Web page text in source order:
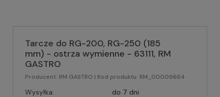
Tarcze do RG-200, RG-250 (185
mm) - ostrza wymienne - 63111, RM
GASTRO
Producent: RM GASTRO | Kod produktu: RM_00009664
Wysyłka:
do 7 dni